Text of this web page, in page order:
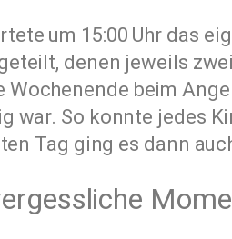
um 15:00 Uhr das
denen jeweils
Wochenende beim
war. So konnte jedes
Tag ging es dann